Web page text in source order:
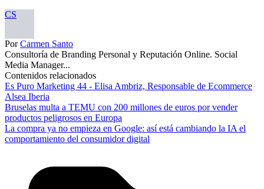
CS
PorCarmen Santo
Consultoría de Branding Personal y Reputación Online. Social
Media Manager...
Contenidos relacionados
Es Puro Marketing 44 - Elisa Ambriz, Responsable de Ecommerce
Alsea Iberia
Bruselas multa a TEMU con 200 millones de euros por vender
productos peligrosos en Europa
La compra ya no empieza en Google: así está cambiando la IA el
comportamiento del consumidor digital